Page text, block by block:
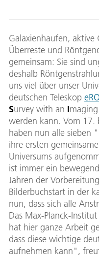
Galaxienhaufen, aktive
Überreste und
gemeinsam: Sie sind
deshalb
uns viel über unser
deutschen Teleskop
Survey with an Imaging
werden kann. Vom 17.
haben nun alle sieben
ihre ersten
Universums
ist immer ein
Jahren der
Bilderbuchstart in der
nun, dass sich alle
Das Max-Planck-
hat hier ganze Arbeit
dass diese wichtige
aufnehmen kann",